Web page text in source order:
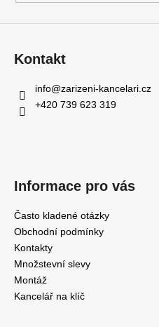
Kontakt
info@zarizeni-kancelari.cz
+420 739 623 319
Informace pro vás
Často kladené otázky
Obchodní podmínky
Kontakty
Množstevní slevy
Montáž
Kancelář na klíč